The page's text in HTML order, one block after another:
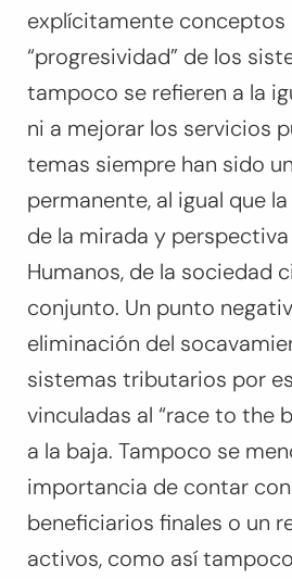
explícitamente conceptos
“progresividad” de los
tampoco se refieren a la
ni a mejorar los servicios
temas siempre han sido
permanente, al igual que
de la mirada y
Humanos, de la sociedad
conjunto. Un punto
eliminación del
sistemas tributarios por
vinculadas al “race to the
a la baja. Tampoco se
importancia de contar
beneficiarios finales o un
activos, como así